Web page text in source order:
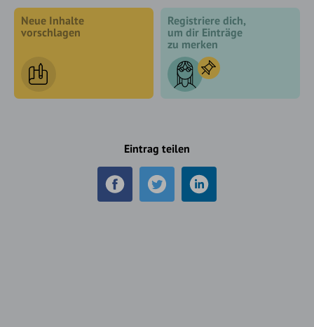
Neue Inhalte
vorschlagen
Registriere dich,
um dir Einträge
zu merken
Eintrag teilen